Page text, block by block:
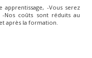
-Vous serez
Nos coûts sont réduits au
après la formation.